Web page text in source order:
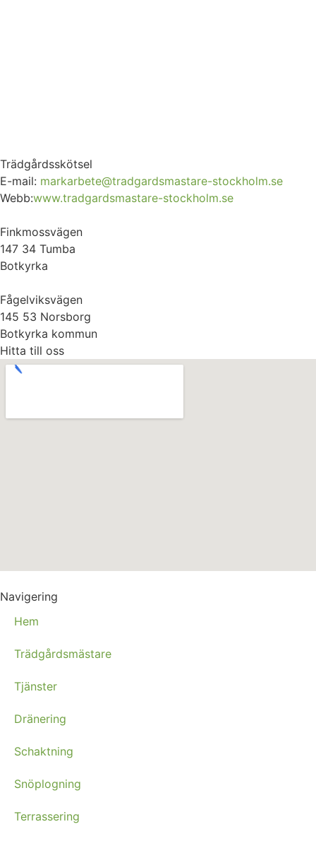
Trädgårdsskötsel
E-mail: markarbete@tradgardsmastare-stockholm.se
Webb:www.tradgardsmastare-stockholm.se
Finkmossvägen
147 34 Tumba
Botkyrka
Fågelviksvägen
145 53 Norsborg
Botkyrka kommun
Hitta till oss
Navigering
Hem
Trädgårdsmästare
Tjänster
Dränering
Schaktning
Snöplogning
Terrassering